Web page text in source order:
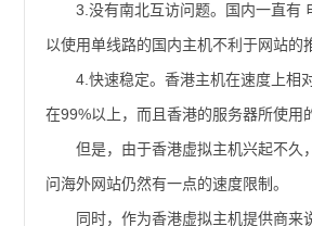
3.没有南北互访问题。国内一直有
以使用单线路的国内主机不利于网站的
4.快速稳定。香港主机在速度上相
在99%以上，而且香港的服务器所使用
但是，由于香港虚拟主机兴起不久
问海外网站仍然有一点的速度限制。
同时，作为香港虚拟主机提供商